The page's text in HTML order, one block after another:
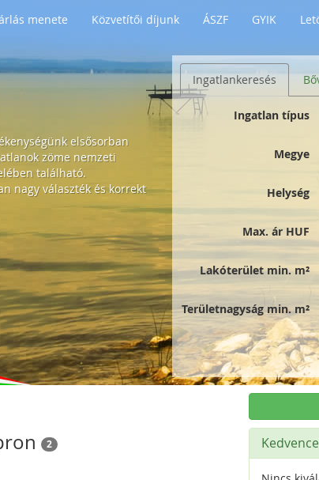
menete Közvetítői díjunk ÁSZF GYIK
elsősorban
zöme nemzeti
található.
nagy választék és korrekt
Ingatlankeresés
Ingatlan típus
Megye
Helység
Max. ár HUF
Lakóterület min. m²
Területnagyság min. m²
2